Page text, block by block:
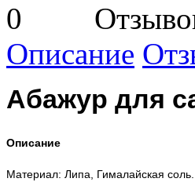
Описание
Абажур для
Описание
Материал: Липа, Гималайская соль.